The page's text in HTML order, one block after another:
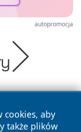
autopromocja
cookies, aby
także plików